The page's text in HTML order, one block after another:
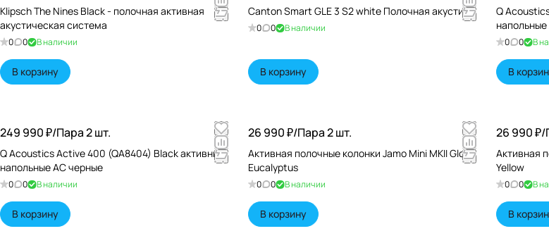
Klipsch The Nines Black - полочная активная
акустическая система
0 0 В наличии
В корзину
Canton Smart GLE 3 S2 white Полочная акустика
0 0 В наличии
В корзину
Q
0 0 В
В
249 990 ₽/Пара 2 шт.
Q Acoustics Active 400 (QA8404) Black активные
напольные АС черные
0 0 В наличии
В корзину
26 990 ₽/Пара 2 шт.
Активная полочные колонки Jamo Mini MKII Gloss
Eucalyptus
0 0 В наличии
В корзину
26 990 ₽/
Активная
Yellow
0 0 В
В